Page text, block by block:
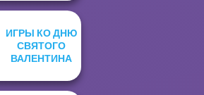
ИГРЫ КО ДНЮ
СВЯТОГО
ВАЛЕНТИНА